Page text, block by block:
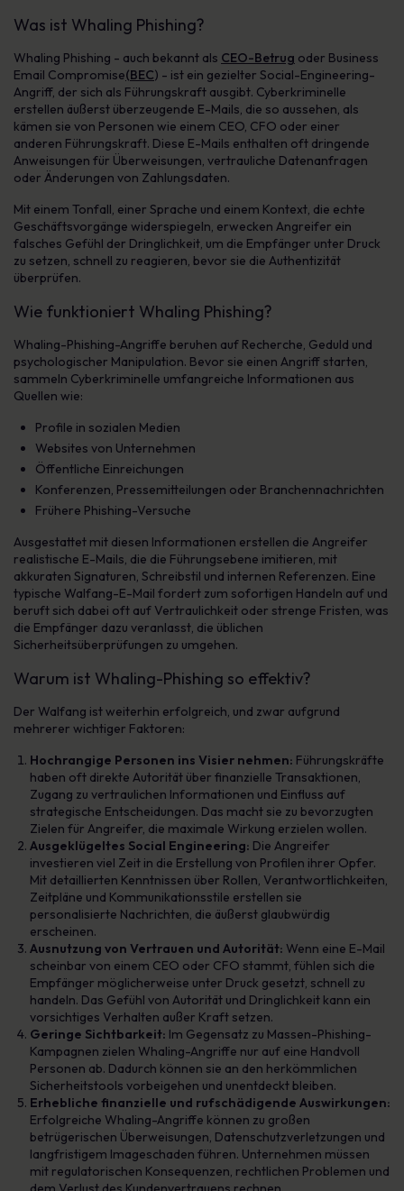
Was ist Whaling Phishing?
Whaling Phishing - auch bekannt als CEO-Betrug oder Business
Email Compromise(BEC) - ist ein gezielter Social-Engineering-
Angriff, der sich als Führungskraft ausgibt. Cyberkriminelle
erstellen äußerst überzeugende E-Mails, die so aussehen, als
kämen sie von Personen wie einem CEO, CFO oder einer
anderen Führungskraft. Diese E-Mails enthalten oft dringende
Anweisungen für Überweisungen, vertrauliche Datenanfragen
oder Änderungen von Zahlungsdaten.
Mit einem Tonfall, einer Sprache und einem Kontext, die echte
Geschäftsvorgänge widerspiegeln, erwecken Angreifer ein
falsches Gefühl der Dringlichkeit, um die Empfänger unter Druck
zu setzen, schnell zu reagieren, bevor sie die Authentizität
überprüfen.
Wie funktioniert Whaling Phishing?
Whaling-Phishing-Angriffe beruhen auf Recherche, Geduld und
psychologischer Manipulation. Bevor sie einen Angriff starten,
sammeln Cyberkriminelle umfangreiche Informationen aus
Quellen wie:
Profile in sozialen Medien
Websites von Unternehmen
Öffentliche Einreichungen
Konferenzen, Pressemitteilungen oder Branchennachrichten
Frühere Phishing-Versuche
Ausgestattet mit diesen Informationen erstellen die Angreifer
realistische E-Mails, die die Führungsebene imitieren, mit
akkuraten Signaturen, Schreibstil und internen Referenzen. Eine
typische Walfang-E-Mail fordert zum sofortigen Handeln auf und
beruft sich dabei oft auf Vertraulichkeit oder strenge Fristen, was
die Empfänger dazu veranlasst, die üblichen
Sicherheitsüberprüfungen zu umgehen.
Warum ist Whaling-Phishing so effektiv?
Der Walfang ist weiterhin erfolgreich, und zwar aufgrund
mehrerer wichtiger Faktoren:
Hochrangige Personen ins Visier nehmen: Führungskräfte
haben oft direkte Autorität über finanzielle Transaktionen,
Zugang zu vertraulichen Informationen und Einfluss auf
strategische Entscheidungen. Das macht sie zu bevorzugten
Zielen für Angreifer, die maximale Wirkung erzielen wollen.
Ausgeklügeltes Social Engineering: Die Angreifer
investieren viel Zeit in die Erstellung von Profilen ihrer Opfer.
Mit detaillierten Kenntnissen über Rollen, Verantwortlichkeiten,
Zeitpläne und Kommunikationsstile erstellen sie
personalisierte Nachrichten, die äußerst glaubwürdig
erscheinen.
Ausnutzung von Vertrauen und Autorität: Wenn eine E-Mail
scheinbar von einem CEO oder CFO stammt, fühlen sich die
Empfänger möglicherweise unter Druck gesetzt, schnell zu
handeln. Das Gefühl von Autorität und Dringlichkeit kann ein
vorsichtiges Verhalten außer Kraft setzen.
Geringe Sichtbarkeit: Im Gegensatz zu Massen-Phishing-
Kampagnen zielen Whaling-Angriffe nur auf eine Handvoll
Personen ab. Dadurch können sie an den herkömmlichen
Sicherheitstools vorbeigehen und unentdeckt bleiben.
Erhebliche finanzielle und rufschädigende Auswirkungen:
Erfolgreiche Whaling-Angriffe können zu großen
betrügerischen Überweisungen, Datenschutzverletzungen und
langfristigem Imageschaden führen. Unternehmen müssen
mit regulatorischen Konsequenzen, rechtlichen Problemen und